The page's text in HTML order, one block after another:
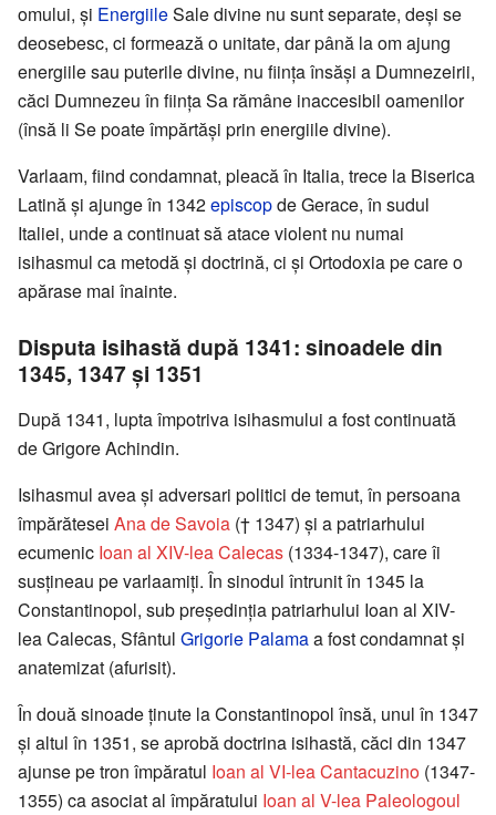
omului, și EnergiileSale divine nu sunt separate, deși se
deosebesc, ci formează o unitate, dar până la om ajung
energiile sau puterile divine, nu ființa însăși a Dumnezeirii,
căci Dumnezeu în ființa Sa rămâne inaccesibil oamenilor
(însă li Se poate împărtăși prin energiile divine).
Varlaam, fiind condamnat, pleacă în Italia, trece la Biserica
Latină și ajunge în 1342episcopde Gerace, în sudul
Italiei, unde a continuat să atace violent nu numai
isihasmul ca metodă și doctrină, ci și Ortodoxia pe care o
apărase mai înainte.
Disputa isihastă după 1341: sinoadele din
1345, 1347 și 1351
După 1341, lupta împotriva isihasmului a fost continuată
de Grigore Achindin.
Isihasmul avea și adversari politici de temut, în persoana
împărătesei Ana de Savoia († 1347) și a patriarhului
ecumenic Ioan al XIV-lea Calecas (1334-1347), care îi
susțineau pe varlaamiți. În sinodul întrunit în 1345 la
Constantinopol, sub președinția patriarhului Ioan al XIV-
lea Calecas, Sfântul Grigorie Palamaa fost condamnat și
anatemizat (afurisit).
În două sinoade ținute la Constantinopol însă, unul în 1347
și altul în 1351, se aprobă doctrina isihastă, căci din 1347
ajunse pe tron împăratul Ioan al VI-lea Cantacuzino (1347-
1355) ca asociat al împăratului Ioan al V-lea Paleologoul